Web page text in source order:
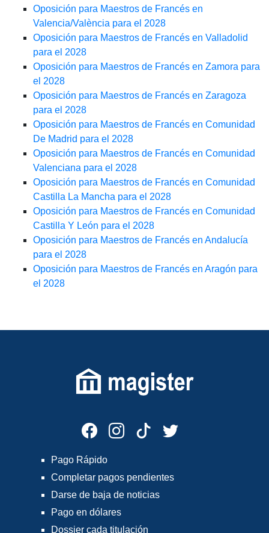
Oposición para Maestros de Francés en
Valencia/València para el 2028
Oposición para Maestros de Francés en Valladolid
para el 2028
Oposición para Maestros de Francés en Zamora para
el 2028
Oposición para Maestros de Francés en Zaragoza
para el 2028
Oposición para Maestros de Francés en Comunidad
De Madrid para el 2028
Oposición para Maestros de Francés en Comunidad
Valenciana para el 2028
Oposición para Maestros de Francés en Comunidad
Castilla La Mancha para el 2028
Oposición para Maestros de Francés en Comunidad
Castilla Y León para el 2028
Oposición para Maestros de Francés en Andalucía
para el 2028
Oposición para Maestros de Francés en Aragón para
el 2028
Pago Rápido
Completar pagos pendientes
Darse de baja de noticias
Pago en dólares
Dossier cada titulación